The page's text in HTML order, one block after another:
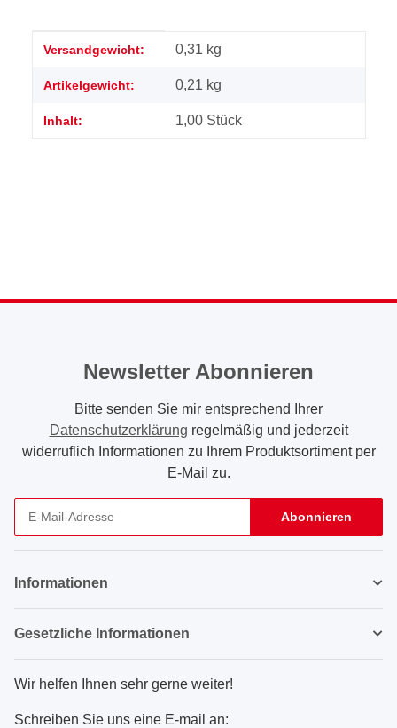
Produkteigenschaft
Wert
Versandgewicht: 0,31 kg
Artikelgewicht: 0,21 kg
Inhalt: 1,00 Stück
Newsletter Abonnieren
Bitte senden Sie mir entsprechend Ihrer
Datenschutzerklärung regelmäßig und jederzeit
widerruflich Informationen zu Ihrem Produktsortiment per
E-Mail zu.
Abonnieren
Informationen
Gesetzliche Informationen
Wir helfen Ihnen sehr gerne weiter!
Schreiben Sie uns eine E-mail an: